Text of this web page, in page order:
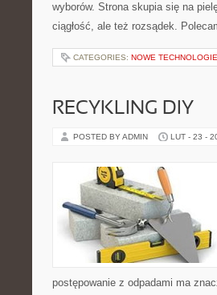
wyborów. Strona skupia się na
ciągłość, ale też rozsądek.
CATEGORIES: NOWE
RECYKLING DIY
POSTED BY ADMIN LUT - 23 -
postępowanie z odpadami ma